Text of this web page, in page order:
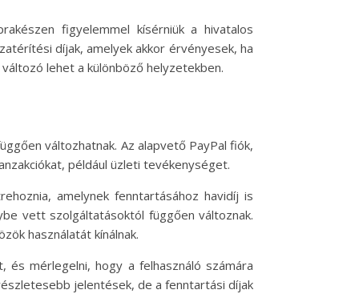
figyelemmel kísérniük a hivatalos
díjak, amelyek akkor érvényesek, ha
lehet a különböző helyzetekben.
változhatnak. Az alapvető PayPal fiók,
például üzleti tevékenységet.
amelynek fenntartásához havidíj is
vett szolgáltatásoktól függően változnak.
használatát kínálnak.
mérlegelni, hogy a felhasználó számára
jelentések, de a fenntartási díjak